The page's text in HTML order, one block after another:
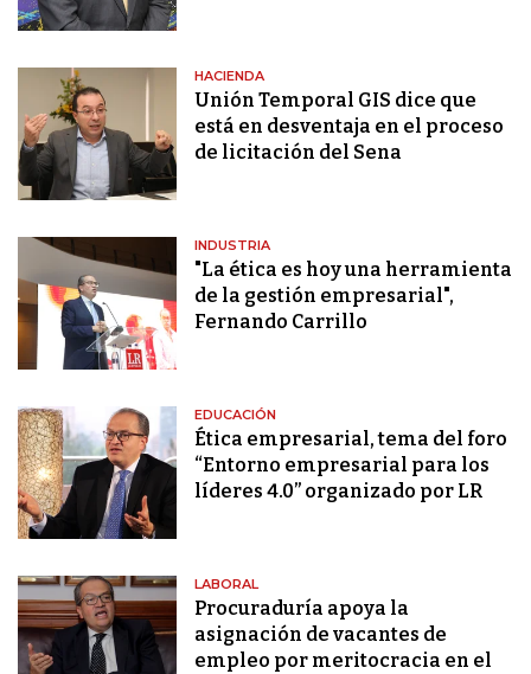
HACIENDA
Unión Temporal GIS dice que
está en desventaja en el proceso
de licitación del Sena
INDUSTRIA
"La ética es hoy una herramienta
de la gestión empresarial",
Fernando Carrillo
EDUCACIÓN
Ética empresarial, tema del foro
“Entorno empresarial para los
líderes 4.0” organizado por LR
LABORAL
Procuraduría apoya la
asignación de vacantes de
empleo por meritocracia en el